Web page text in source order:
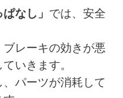
なし」 では、安全
レーキの効きが悪
いきます。
パーツが消耗して